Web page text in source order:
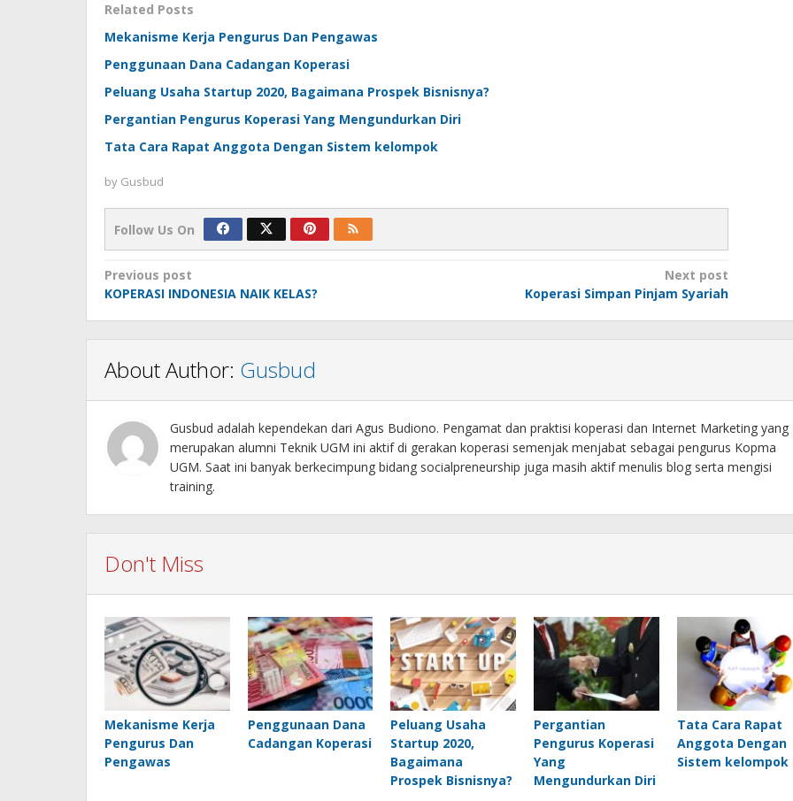
Related Posts
Mekanisme Kerja Pengurus Dan Pengawas
Penggunaan Dana Cadangan Koperasi
Peluang Usaha Startup 2020, Bagaimana Prospek Bisnisnya?
Pergantian Pengurus Koperasi Yang Mengundurkan Diri
Tata Cara Rapat Anggota Dengan Sistem kelompok
by Gusbud
Follow Us On
Post
navigation
Previous post
KOPERASI INDONESIA NAIK KELAS?
Next post
Koperasi Simpan Pinjam Syariah
About Author: Gusbud
Gusbud adalah kependekan dari Agus Budiono. Pengamat dan praktisi koperasi dan Internet Marketing yang
merupakan alumni Teknik UGM ini aktif di gerakan koperasi semenjak menjabat sebagai pengurus Kopma
UGM. Saat ini banyak berkecimpung bidang socialpreneurship juga masih aktif menulis blog serta mengisi
training.
Don't Miss
Mekanisme Kerja
Pengurus Dan
Pengawas
Penggunaan Dana
Cadangan Koperasi
Peluang Usaha
Startup 2020,
Bagaimana
Prospek Bisnisnya?
Pergantian
Pengurus Koperasi
Yang
Mengundurkan Diri
Tata Cara Rapat
Anggota Dengan
Sistem kelompok